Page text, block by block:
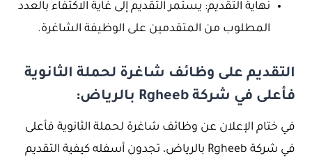
نهاية التقديم: يستمر التقديم إلى غاية الاكتفاء بالعدد
المطلوب من المتقدمين على الوظيفة الشاغرة.
التقديم على وظائف شاغرة لحملة الثانوية
فأعلى في شركة Rgheeb بالرياض:
في ختام الإعلان عن وظائف شاغرة لحملة الثانوية فأعلى
في شركة Rgheeb بالرياض، تجدون أسفله كيفية التقديم